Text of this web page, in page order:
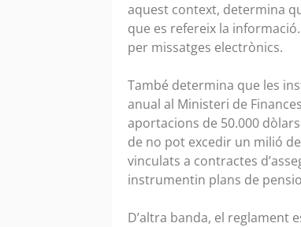
aquest context, determina
que es refereix la
per missatges electrònics.
També determina que les
anual al Ministeri de
aportacions de 50.000
de no pot excedir un milió
vinculats a contractes
instrumentin plans de
D’altra banda, el reglament